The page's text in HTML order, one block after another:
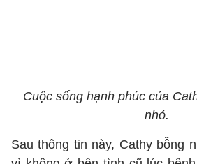
Cuộc sống hạnh phúc của
nhỏ.
Sau thông tin này, Cathy bỗng